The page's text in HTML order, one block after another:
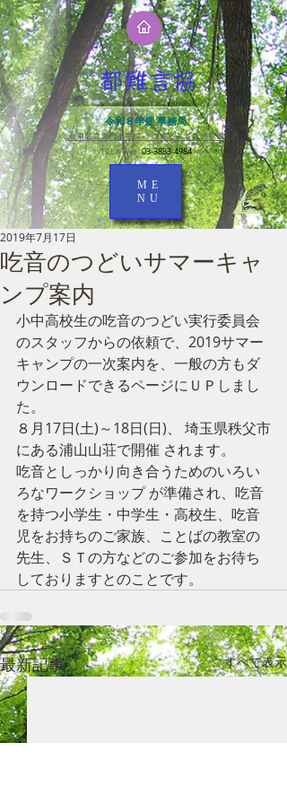
都難言協
ME
NU
令和８年度 事務局
台東区立黒門小学校 きこえとことばの教室​
TEL＆FAX03-3833-4984
吃音のつどいサマーキャ
ンプ案内
2019年7月17日
小中高校生の吃音のつどい実行委員会
のスタッフからの依頼で、2019サマー
キャンプの一次案内を、一般の方もダ
ウンロードできるページにＵＰしまし
た。
８月17日(土)～18日(日)、 埼玉県秩父市
にある浦山山荘で開催 されます。
吃音としっかり向き合うためのいろい
ろなワークショップ が準備され、吃音
を持つ小学生・中学生・高校生、吃音
児をお持ちのご家族、ことばの教室の
先生、ＳＴの方などのご参加をお待ち
しておりますとのことです。
最新記事 すべて表示